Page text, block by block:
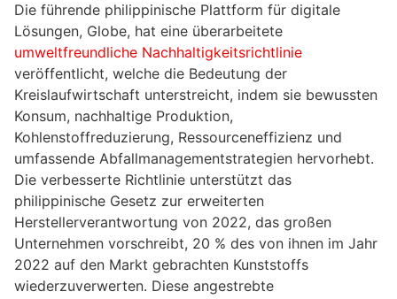
Die führende philippinische Plattform für digitale
Lösungen, Globe, hat eine überarbeitete
umweltfreundliche Nachhaltigkeitsrichtlinie
veröffentlicht, welche die Bedeutung der
Kreislaufwirtschaft unterstreicht, indem sie bewussten
Konsum, nachhaltige Produktion,
Kohlenstoffreduzierung, Ressourceneffizienz und
umfassende Abfallmanagementstrategien hervorhebt.
Die verbesserte Richtlinie unterstützt das
philippinische Gesetz zur erweiterten
Herstellerverantwortung von 2022, das großen
Unternehmen vorschreibt, 20 % des von ihnen im Jahr
2022 auf den Markt gebrachten Kunststoffs
wiederzuverwerten. Diese angestrebte